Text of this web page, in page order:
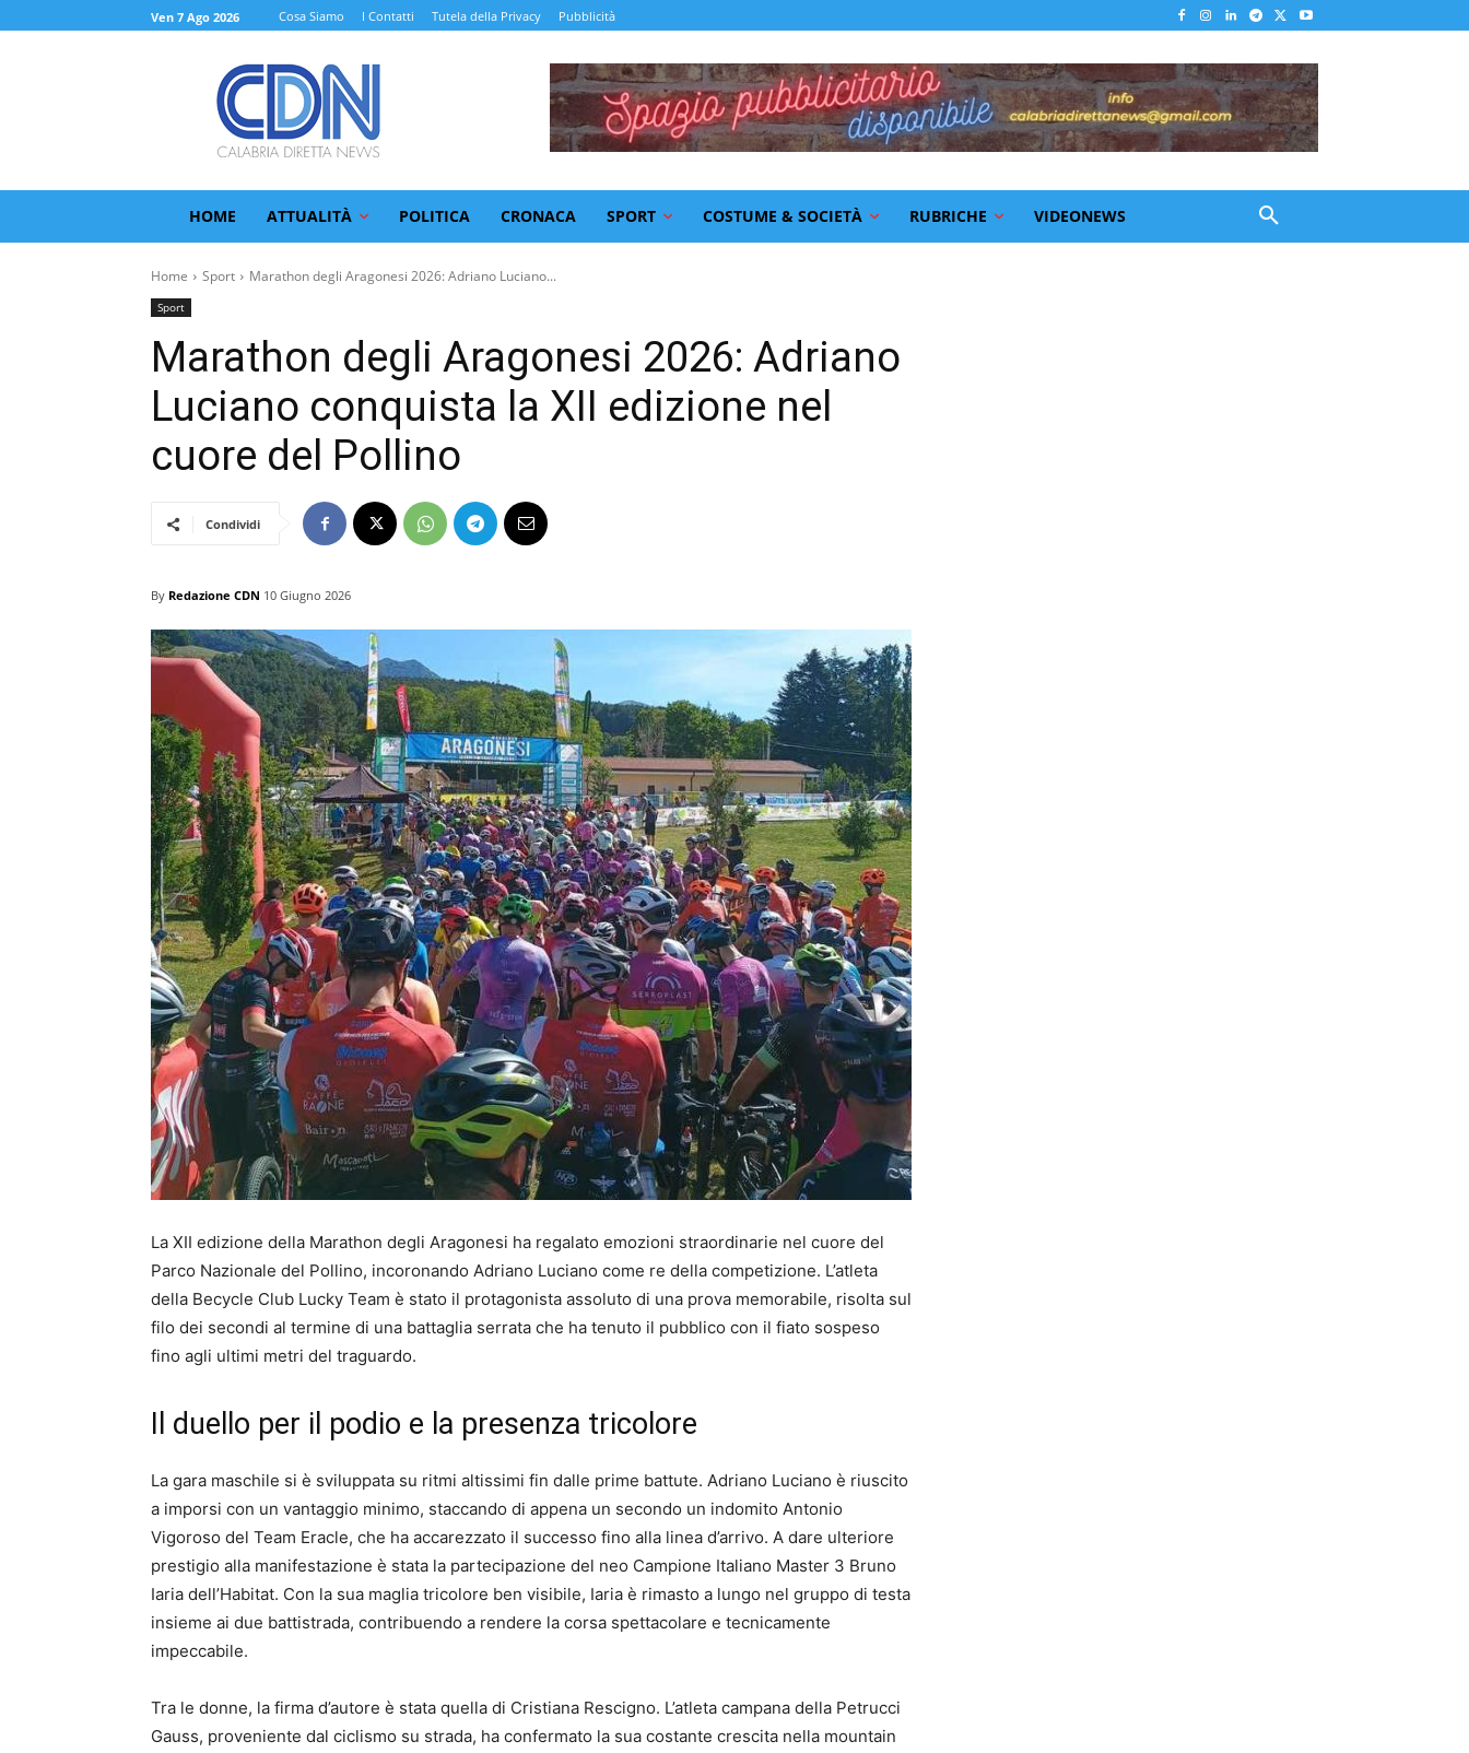
Ven 7 Ago 2026 Cosa Siamo I Contatti Tutela della Privacy Pubblicità
HOME ATTUALITÀ POLITICA CRONACA SPORT COSTUME & SOCIETÀ RUBRICHE VIDEONEWS
Home Sport Marathon degli Aragonesi 2026: Adriano Luciano...
Sport
Marathon degli Aragonesi 2026: Adriano
Luciano conquista la XII edizione nel
cuore del Pollino
Condividi
By Redazione CDN 10 Giugno 2026
La XII edizione della Marathon degli Aragonesi ha regalato emozioni straordinarie nel cuore del
Parco Nazionale del Pollino, incoronando Adriano Luciano come re della competizione. L’atleta
della Becycle Club Lucky Team è stato il protagonista assoluto di una prova memorabile, risolta sul
filo dei secondi al termine di una battaglia serrata che ha tenuto il pubblico con il fiato sospeso
fino agli ultimi metri del traguardo.
Il duello per il podio e la presenza tricolore
La gara maschile si è sviluppata su ritmi altissimi fin dalle prime battute. Adriano Luciano è riuscito
a imporsi con un vantaggio minimo, staccando di appena un secondo un indomito Antonio
Vigoroso del Team Eracle, che ha accarezzato il successo fino alla linea d’arrivo. A dare ulteriore
prestigio alla manifestazione è stata la partecipazione del neo Campione Italiano Master 3 Bruno
Iaria dell’Habitat. Con la sua maglia tricolore ben visibile, Iaria è rimasto a lungo nel gruppo di testa
insieme ai due battistrada, contribuendo a rendere la corsa spettacolare e tecnicamente
impeccabile.
Tra le donne, la firma d’autore è stata quella di Cristiana Rescigno. L’atleta campana della Petrucci
Gauss, proveniente dal ciclismo su strada, ha confermato la sua costante crescita nella mountain